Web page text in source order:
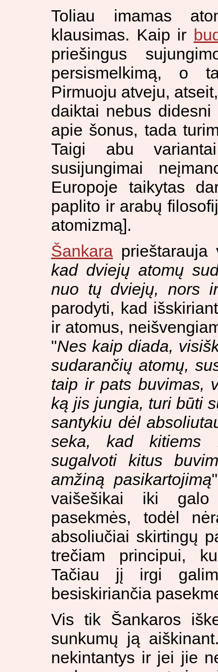
Toliau imamas
klausimas. Kaip ir
priešingus
persismelkimą, o
Pirmuoju atveju,
daiktai nebus
apie šonus, tada
Taigi abu
susijungimai
Europoje taikytas
paplito ir arabų
atomizmą].
Šankara prieštarauja
kad dviejų atomų
nuo tų dviejų, nors
parodyti, kad
ir atomus,
"Nes kaip diada,
sudarančių atomų,
taip ir pats buvimas,
ką jis jungia, turi būti
santykiu dėl
seka, kad kitiems
sugalvoti kitus
amžiną pasikartojimą
vaišešikai iki galo
pasekmės, todėl
absoliučiai skirtingų
trečiam principui,
Tačiau jį irgi
besiskiriančia
Vis tik Šankaros
sunkumų ją
nekintantys ir jei jie